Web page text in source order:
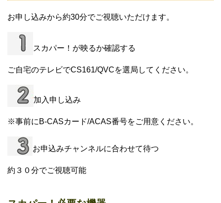
お申し込みから約30分でご視聴いただけます。
スカパー！が映るか確認する
ご自宅のテレビでCS161/QVCを選局してください。
加入申し込み
※事前にB-CASカード/ACAS番号をご用意ください。
お申込みチャンネルに合わせて待つ
約３０分でご視聴可能